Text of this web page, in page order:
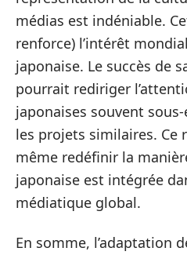
médias est indéniable.
renforce) l’intérêt
japonaise. Le succès de
pourrait rediriger
japonaises souvent
les projets similaires. Ce
même redéfinir la
japonaise est intégrée
médiatique global.
En somme, l’adaptation